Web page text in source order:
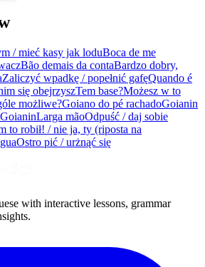
/ mieć kasy jak loduBoca de me
Bão demais da contaBardzo dobry,
Zaliczyć wpadkę / popełnić gafęQuando é
się obejrzyszTem base?Możesz w to
możliwe?Goiano do pé rachadoGoianin
Larga mãoOdpuść / daj sobie
to robił! / nie ja, ty (riposta na
Ostro pić / urżnąć się
with interactive lessons, grammar